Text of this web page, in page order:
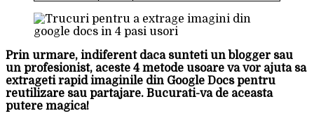
Prin urmare, indiferent daca sunteti un blogger sau
un profesionist, aceste 4 metode usoare va vor ajuta sa
extrageti rapid imaginile din Google Docs pentru
reutilizare sau partajare. Bucurati-va de aceasta
putere magica!